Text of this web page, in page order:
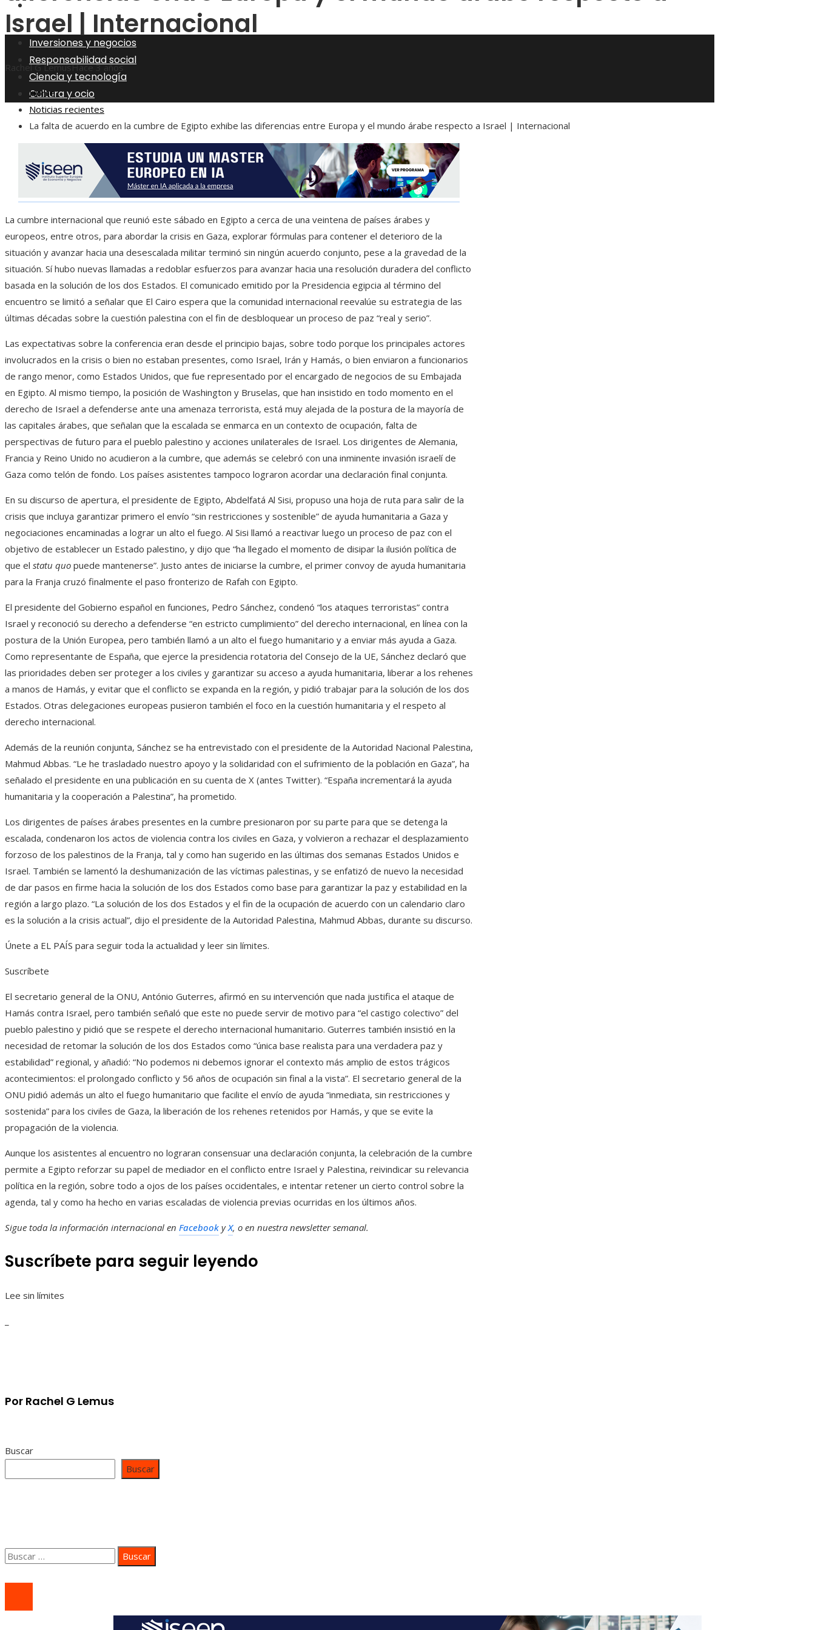
Cultura y ocio
Inversiones y negocios
Responsabilidad social
Ciencia y tecnología
Cultura y ocio
Israel | Internacional
Rachel G LemusHace 3 años
Home
Noticias recientes
La falta de acuerdo en la cumbre de Egipto exhibe las diferencias entre Europa y el mundo árabe respecto a Israel | Internacional
La cumbre internacional que reunió este sábado en Egipto a cerca de una veintena de países árabes y
europeos, entre otros, para abordar la crisis en Gaza, explorar fórmulas para contener el deterioro de la
situación y avanzar hacia una desescalada militar terminó sin ningún acuerdo conjunto, pese a la gravedad de la
situación. Sí hubo nuevas llamadas a redoblar esfuerzos para avanzar hacia una resolución duradera del conflicto
basada en la solución de los dos Estados. El comunicado emitido por la Presidencia egipcia al término del
encuentro se limitó a señalar que El Cairo espera que la comunidad internacional reevalúe su estrategia de las
últimas décadas sobre la cuestión palestina con el fin de desbloquear un proceso de paz “real y serio”.
Las expectativas sobre la conferencia eran desde el principio bajas, sobre todo porque los principales actores
involucrados en la crisis o bien no estaban presentes, como Israel, Irán y Hamás, o bien enviaron a funcionarios
de rango menor, como Estados Unidos, que fue representado por el encargado de negocios de su Embajada
en Egipto. Al mismo tiempo, la posición de Washington y Bruselas, que han insistido en todo momento en el
derecho de Israel a defenderse ante una amenaza terrorista, está muy alejada de la postura de la mayoría de
las capitales árabes, que señalan que la escalada se enmarca en un contexto de ocupación, falta de
perspectivas de futuro para el pueblo palestino y acciones unilaterales de Israel. Los dirigentes de Alemania,
Francia y Reino Unido no acudieron a la cumbre, que además se celebró con una inminente invasión israelí de
Gaza como telón de fondo. Los países asistentes tampoco lograron acordar una declaración final conjunta.
En su discurso de apertura, el presidente de Egipto, Abdelfatá Al Sisi, propuso una hoja de ruta para salir de la
crisis que incluya garantizar primero el envío “sin restricciones y sostenible” de ayuda humanitaria a Gaza y
negociaciones encaminadas a lograr un alto el fuego. Al Sisi llamó a reactivar luego un proceso de paz con el
objetivo de establecer un Estado palestino, y dijo que “ha llegado el momento de disipar la ilusión política de
que el statu quo puede mantenerse”. Justo antes de iniciarse la cumbre, el primer convoy de ayuda humanitaria
para la Franja cruzó finalmente el paso fronterizo de Rafah con Egipto.
El presidente del Gobierno español en funciones, Pedro Sánchez, condenó “los ataques terroristas” contra
Israel y reconoció su derecho a defenderse “en estricto cumplimiento” del derecho internacional, en línea con la
postura de la Unión Europea, pero también llamó a un alto el fuego humanitario y a enviar más ayuda a Gaza.
Como representante de España, que ejerce la presidencia rotatoria del Consejo de la UE, Sánchez declaró que
las prioridades deben ser proteger a los civiles y garantizar su acceso a ayuda humanitaria, liberar a los rehenes
a manos de Hamás, y evitar que el conflicto se expanda en la región, y pidió trabajar para la solución de los dos
Estados. Otras delegaciones europeas pusieron también el foco en la cuestión humanitaria y el respeto al
derecho internacional.
Además de la reunión conjunta, Sánchez se ha entrevistado con el presidente de la Autoridad Nacional Palestina,
Mahmud Abbas. “Le he trasladado nuestro apoyo y la solidaridad con el sufrimiento de la población en Gaza”, ha
señalado el presidente en una publicación en su cuenta de X (antes Twitter). “España incrementará la ayuda
humanitaria y la cooperación a Palestina”, ha prometido.
Los dirigentes de países árabes presentes en la cumbre presionaron por su parte para que se detenga la
escalada, condenaron los actos de violencia contra los civiles en Gaza, y volvieron a rechazar el desplazamiento
forzoso de los palestinos de la Franja, tal y como han sugerido en las últimas dos semanas Estados Unidos e
Israel. También se lamentó la deshumanización de las víctimas palestinas, y se enfatizó de nuevo la necesidad
de dar pasos en firme hacia la solución de los dos Estados como base para garantizar la paz y estabilidad en la
región a largo plazo. “La solución de los dos Estados y el fin de la ocupación de acuerdo con un calendario claro
es la solución a la crisis actual”, dijo el presidente de la Autoridad Palestina, Mahmud Abbas, durante su discurso.
Únete a EL PAÍS para seguir toda la actualidad y leer sin límites.
Suscríbete
El secretario general de la ONU, António Guterres, afirmó en su intervención que nada justifica el ataque de
Hamás contra Israel, pero también señaló que este no puede servir de motivo para “el castigo colectivo” del
pueblo palestino y pidió que se respete el derecho internacional humanitario. Guterres también insistió en la
necesidad de retomar la solución de los dos Estados como “única base realista para una verdadera paz y
estabilidad” regional, y añadió: “No podemos ni debemos ignorar el contexto más amplio de estos trágicos
acontecimientos: el prolongado conflicto y 56 años de ocupación sin final a la vista”. El secretario general de la
ONU pidió además un alto el fuego humanitario que facilite el envío de ayuda “inmediata, sin restricciones y
sostenida” para los civiles de Gaza, la liberación de los rehenes retenidos por Hamás, y que se evite la
propagación de la violencia.
Aunque los asistentes al encuentro no lograran consensuar una declaración conjunta, la celebración de la cumbre
permite a Egipto reforzar su papel de mediador en el conflicto entre Israel y Palestina, reivindicar su relevancia
política en la región, sobre todo a ojos de los países occidentales, e intentar retener un cierto control sobre la
agenda, tal y como ha hecho en varias escaladas de violencia previas ocurridas en los últimos años.
Sigue toda la información internacional en Facebook yX, o en nuestra newsletter semanal.
Suscríbete para seguir leyendo
Lee sin límites
Por Rachel G Lemus
Buscar
Buscar
Buscar: